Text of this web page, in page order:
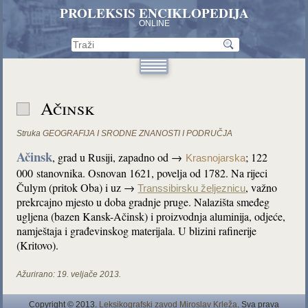
PROLEKSIS ENCIKLOPEDIJA
ONLINE
Ačinsk
Struka GEOGRAFIJA I SRODNE ZNANOSTI I PODRUČJA
Ačinsk, grad u Rusiji, zapadno od → Krasnojarska; 122
000 stanovnika. Osnovan 1621, povelja od 1782. Na rijeci
Čulym (pritok Oba) i uz →Transsibirsku željeznicu, važno
prekrcajno mjesto u doba gradnje pruge. Nalazišta smeđeg
ugljena (bazen Kansk-Ačinsk) i proizvodnja aluminija, odjeće,
namještaja i građevinskog materijala. U blizini rafinerije
(Kritovo).
Ažurirano: 19. veljače 2013.
Copyright © 2013. Leksikografski zavod Miroslav Krleža. Sva prava